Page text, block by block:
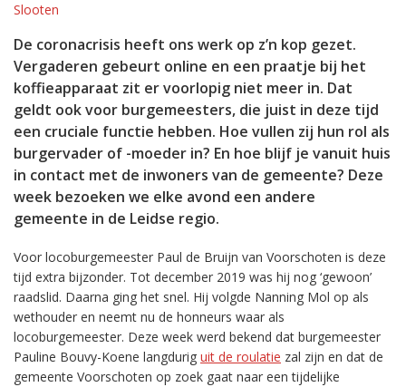
Slooten
De coronacrisis heeft ons werk op z’n kop gezet.
Vergaderen gebeurt online en een praatje bij het
koffieapparaat zit er voorlopig niet meer in. Dat
geldt ook voor burgemeesters, die juist in deze tijd
een cruciale functie hebben. Hoe vullen zij hun rol als
burgervader of -moeder in? En hoe blijf je vanuit huis
in contact met de inwoners van de gemeente? Deze
week bezoeken we elke avond een andere
gemeente in de Leidse regio.
Voor locoburgemeester Paul de Bruijn van Voorschoten is deze
tijd extra bijzonder. Tot december 2019 was hij nog ‘gewoon’
raadslid. Daarna ging het snel. Hij volgde Nanning Mol op als
wethouder en neemt nu de honneurs waar als
locoburgemeester. Deze week werd bekend dat burgemeester
Pauline Bouvy-Koene langdurig uit de roulatie zal zijn en dat de
gemeente Voorschoten op zoek gaat naar een tijdelijke